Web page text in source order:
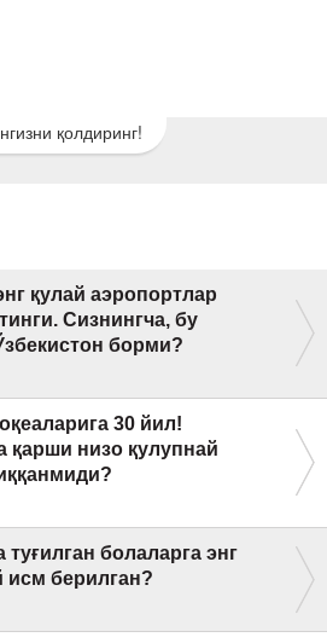
қолдиринг!
қулай аэропортлар
Сизнингча, бу
борми?
30 йил!
қарши низо қулупнай
туғилган болаларга энг
исм берилган?